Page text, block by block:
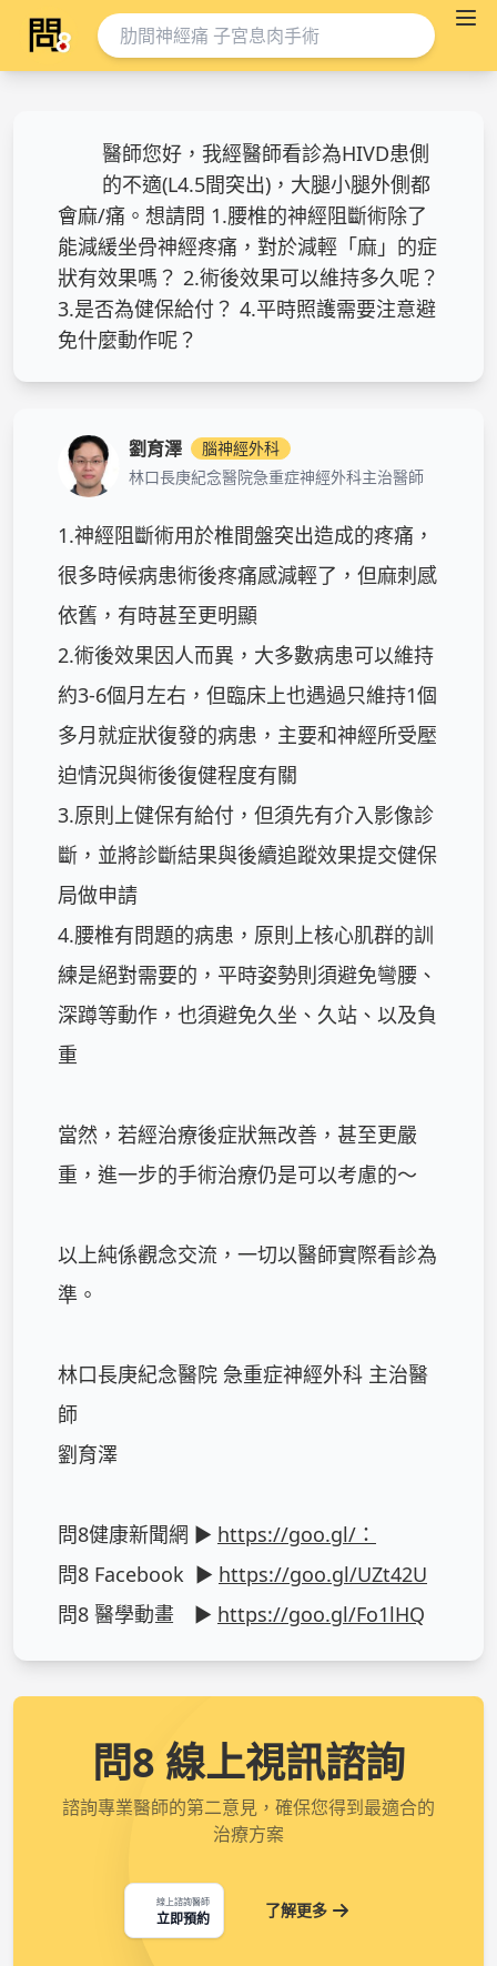
醫師您好，我經醫師看診為HIVD患側
的不適(L4.5間突出)，大腿小腿外側都
會麻/痛。想請問 1.腰椎的神經阻斷術除了
能減緩坐骨神經疼痛，對於減輕「麻」的症
狀有效果嗎？ 2.術後效果可以維持多久呢？
3.是否為健保給付？ 4.平時照護需要注意避
免什麼動作呢？
劉育澤
腦神經外科
林口長庚紀念醫院急重症神經外科主治醫師
1.神經阻斷術用於椎間盤突出造成的疼痛，
很多時候病患術後疼痛感減輕了，但麻刺感
依舊，有時甚至更明顯
2.術後效果因人而異，大多數病患可以維持
約3-6個月左右，但臨床上也遇過只維持1個
多月就症狀復發的病患，主要和神經所受壓
迫情況與術後復健程度有關
3.原則上健保有給付，但須先有介入影像診
斷，並將診斷結果與後續追蹤效果提交健保
局做申請
4.腰椎有問題的病患，原則上核心肌群的訓
練是絕對需要的，平時姿勢則須避免彎腰、
深蹲等動作，也須避免久坐、久站、以及負
重
當然，若經治療後症狀無改善，甚至更嚴
重，進一步的手術治療仍是可以考慮的～
以上純係觀念交流，一切以醫師實際看診為
準。
林口長庚紀念醫院 急重症神經外科 主治醫
師
劉育澤
問8健康新聞網 ► https://goo.gl/：
問8 Facebook  ► https://goo.gl/UZt42U
問8 醫學動畫　► https://goo.gl/Fo1lHQ
問8 線上視訊諮詢
諮詢專業醫師的第二意見，確保您得到最適合的
治療方案
線上諮詢醫師
立即預約 了解更多